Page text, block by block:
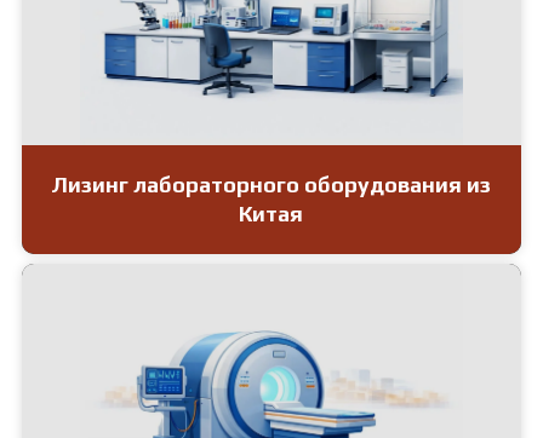
Лизинг лабораторного оборудования из
Китая